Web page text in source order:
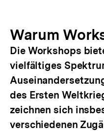
Warum
Die Workshops
vielfältiges
des Ersten
zeichnen sich
verschiedenen